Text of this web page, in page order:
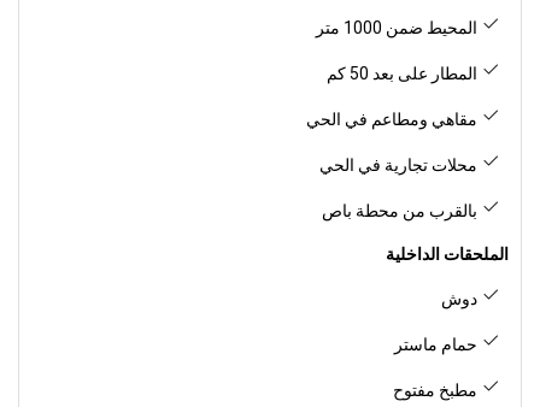
المحيط ضمن 1000 متر
المطار على بعد 50 كم
مقاهي ومطاعم في الحي
محلات تجارية في الحي
بالقرب من محطة باص
الملحقات الداخلية
دوش
حمام ماستر
مطبخ مفتوح